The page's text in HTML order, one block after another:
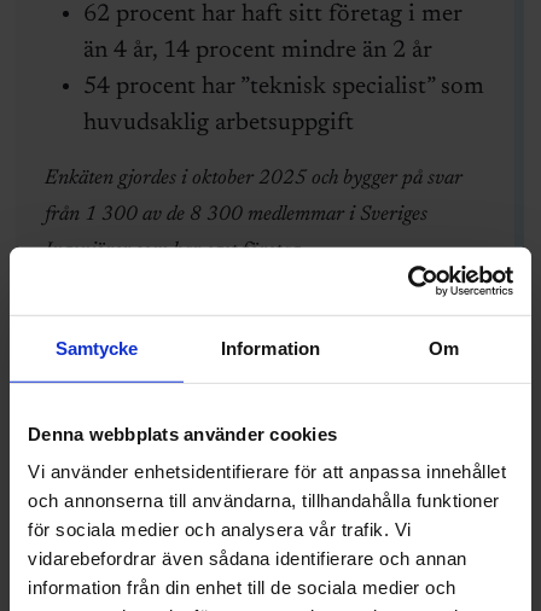
Samtycke Information Om
Denna webbplats använder cookies
Vi använder enhetsidentifierare för att anpassa innehållet
och annonserna till användarna, tillhandahålla funktioner
för sociala medier och analysera vår trafik. Vi
vidarebefordrar även sådana identifierare och annan
information från din enhet till de sociala medier och
62 procent har haft sitt företag i mer
än 4 år, 14 procent mindre än 2 år
54 procent har ”teknisk specialist” som
huvudsaklig arbetsuppgift
Enkäten gjordes i oktober 2025 och bygger på svar
från 1 300 av de 8 300 medlemmar i Sveriges
Ingenjörer som har eget företag.
Anna Nyström
EGET FÖRETAG LÖN PENSION
Dölj kommentarer